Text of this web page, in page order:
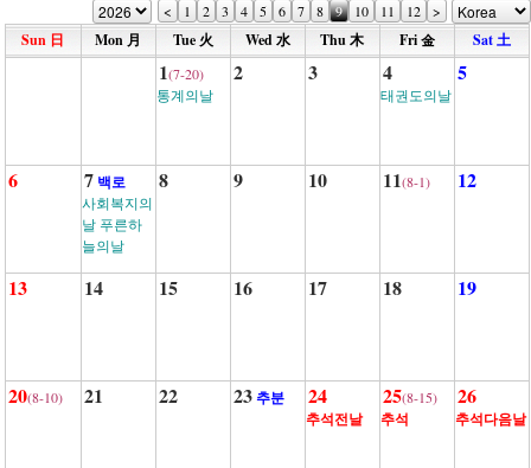
< 1 2 3 4 5 6 7 8 9 10 11 12 >
Sun 日 Mon 月 Tue 火 Wed 水 Thu 木 Fri 金 Sat 土
1(7-20)
통계의날
2 3 4
태권도의날
5
6 7 백로
사회복지의
날 푸른하
늘의날
8 9 10 11(8-1) 12
13 14 15 16 17 18 19
20(8-10) 21 22 23추분 24
추석전날
25(8-15)
추석
26
추석다음날